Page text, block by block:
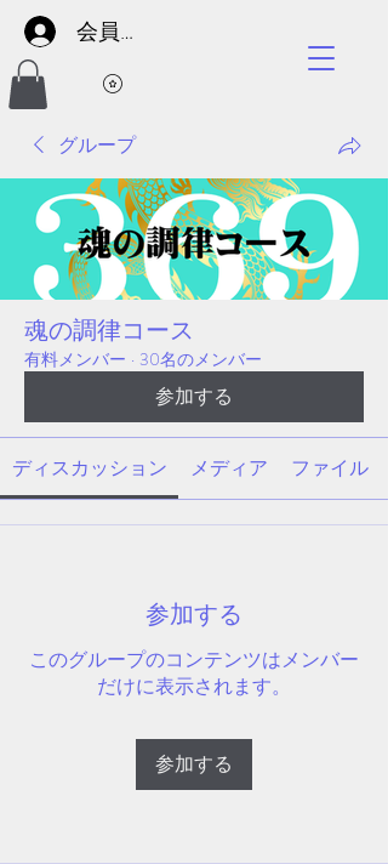
会員サイト
グループ
魂の調律コース
有料メンバー · 30名のメンバー
参加する
ディスカッション メディア ファイル
参加する
このグループのコンテンツはメンバー
だけに表示されます。
参加する